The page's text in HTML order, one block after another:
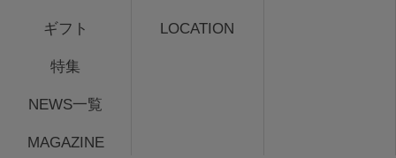
ギフト
特集
NEWS一覧
MAGAZINE
LOCATION